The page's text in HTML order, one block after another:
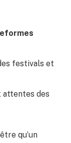
festivals et
attentes des
qu’un